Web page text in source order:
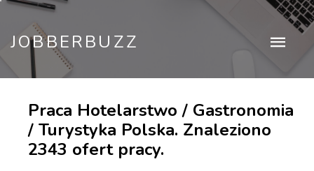
JOBBERBUZZ
Praca Hotelarstwo / Gastronomia
/ Turystyka Polska. Znaleziono
2343 ofert pracy.